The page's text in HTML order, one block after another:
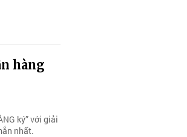
hàng
ký” với giải
nhất.